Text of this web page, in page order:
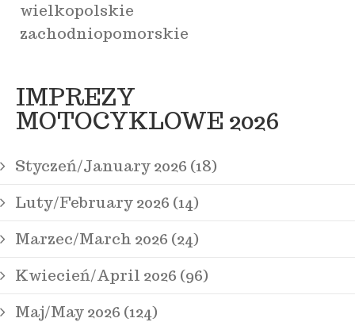
wielkopolskie
zachodniopomorskie
IMPREZY
MOTOCYKLOWE 2026
Styczeń/January 2026 (18)
Luty/February 2026 (14)
Marzec/March 2026 (24)
Kwiecień/April 2026 (96)
Maj/May 2026 (124)